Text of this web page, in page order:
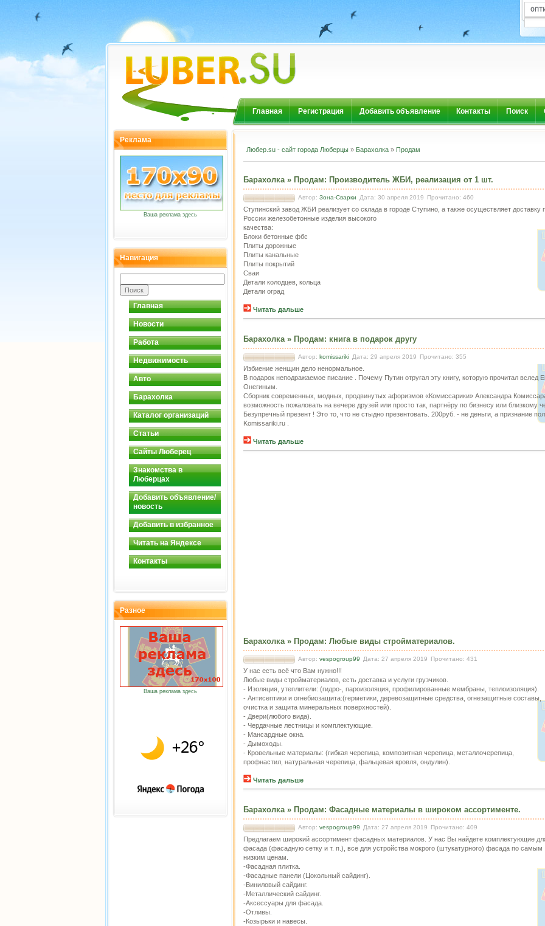
Главная Регистрация Добавить объявление Контакты Поиск
Реклама
Ваша реклама здесь
Навигация
Главная
Новости
Работа
Недвижимость
Авто
Барахолка
Каталог организаций
Статьи
Сайты Люберец
Знакомства в
Люберцах
Добавить объявление/
новость
Добавить в избранное
Читать на Яндексе
Контакты
Разное
Ваша реклама здесь
Любер.su - сайт города Люберцы » Барахолка » Продам
Барахолка» Продам: Производитель ЖБИ, реализация от 1 шт.
Автор: Зона-Сварки Дата: 30 апреля 2019 Прочитано: 460
Ступинский завод ЖБИ реализует со склада в городе Ступино, а также осуществляет доставку
России железобетонные изделия высокого
качества:
Блоки бетонные фбс
Плиты дорожные
Плиты канальные
Плиты покрытий
Сваи
Детали колодцев, кольца
Детали оград
Читать дальше
Барахолка» Продам: книга в подарок другу
Автор: komissariki Дата: 29 апреля 2019 Прочитано: 355
Избиение женщин дело ненормальное.
В подарок неподражаемое писание . Почему Путин отругал эту книгу, которую прочитал вслед
Онегиным.
Сборник современных, модных, продвинутых афоризмов «Комиссарики» Александра
возможность пожаловать на вечере друзей или просто так, партнёру по бизнесу или близкому
Безупречный презент ! Это то, что не стыдно презентовать. 200руб. - не деньги, а признание
Komissariki.ru .
Читать дальше
Барахолка» Продам: Любые виды стройматериалов.
Автор: vespogroup99 Дата: 27 апреля 2019 Прочитано: 431
У нас есть всё что Вам нужно!!!
Любые виды стройматериалов, есть доставка и услуги грузчиков.
- Изоляция, утеплители: (гидро-, пароизоляция, профилированные мембраны, теплоизоляция).
- Антисептики и огнебиозащита:(герметики, деревозащитные средства, огнезащитные составы,
очистка и защита минеральных поверхностей).
- Двери(любого вида).
- Чердачные лестницы и комплектующие.
- Мансардные окна.
- Дымоходы.
- Кровельные материалы: (гибкая черепица, композитная черепица, металлочерепица,
профнастил, натуральная черепица, фальцевая кровля, ондулин).
Читать дальше
Барахолка» Продам: Фасадные материалы в широком ассортименте.
Автор: vespogroup99 Дата: 27 апреля 2019 Прочитано: 409
Предлагаем широкий ассортимент фасадных материалов. У нас Вы найдете комплектующие
фасада (фасадную сетку и т. п.), все для устройства мокрого (штукатурного) фасада по самым
низким ценам.
-Фасадная плитка.
-Фасадные панели (Цокольный сайдинг).
-Виниловый сайдинг.
-Металлический сайдинг.
-Аксессуары для фасада.
-Отливы.
-Козырьки и навесы.